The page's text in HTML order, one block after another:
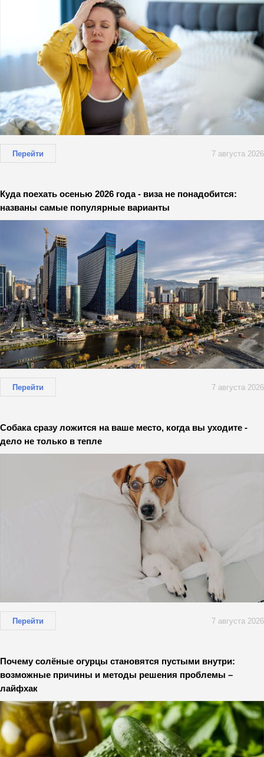
Перейти 7 августа 2026
Куда поехать осенью 2026 года - виза не понадобится:
названы самые популярные варианты
Перейти 7 августа 2026
Собака сразу ложится на ваше место, когда вы уходите -
дело не только в тепле
Перейти 7 августа 2026
Почему солёные огурцы становятся пустыми внутри:
возможные причины и методы решения проблемы –
лайфхак